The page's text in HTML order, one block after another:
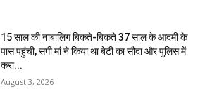
15 साल की नाबालिग बिकते-बिकते 37 साल के आदमी के
पास पहुंची, सगी मां ने किया था बेटी का सौदा और पुलिस में
करा...
August 3, 2026